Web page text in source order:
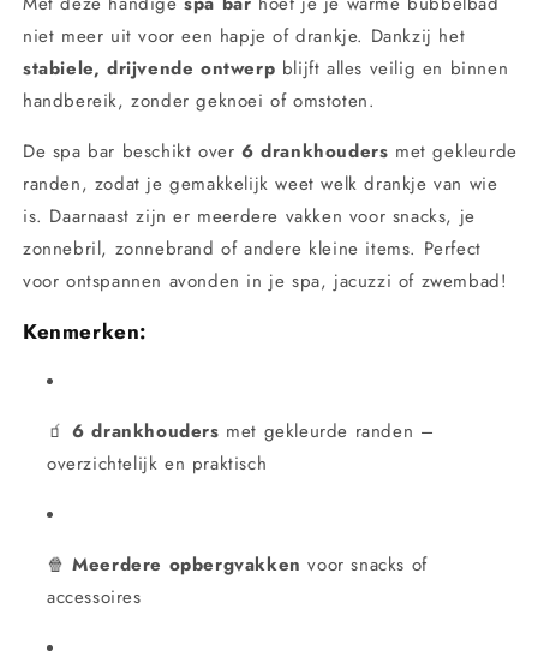
niet meer uit voor een hapje of drankje. Dankzij het
stabiele, drijvende ontwerp blijft alles veilig en binnen
handbereik, zonder geknoei of omstoten.
De spa bar beschikt over 6 drankhouders met gekleurde
randen, zodat je gemakkelijk weet welk drankje van wie
is. Daarnaast zijn er meerdere vakken voor snacks, je
zonnebril, zonnebrand of andere kleine items. Perfect
voor ontspannen avonden in je spa, jacuzzi of zwembad!
Kenmerken:
🧃6 drankhouders met gekleurde randen –
overzichtelijk en praktisch
🍿Meerdere opbergvakken voor snacks of
accessoires